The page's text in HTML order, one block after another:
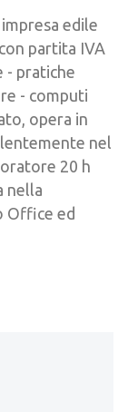
edile
partita IVA
- pratiche
- computi
opera in
nel
20 h
nella
Office ed